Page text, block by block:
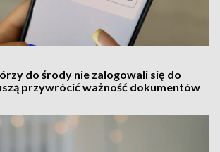
do środy nie zalogowali się do
przywrócić ważność dokumentów